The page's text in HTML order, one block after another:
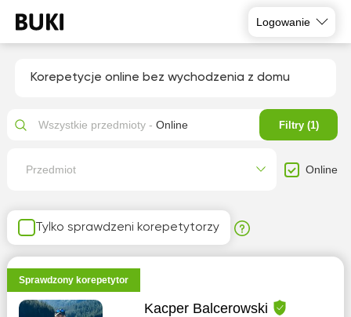
Logowanie
Korepetycje online bez wychodzenia z domu
Tylko sprawdzeni korepetytorzy
Sprawdzony korepetytor
Kacper Balcerowski
Wszystkie przedmioty - Online Filtry (1)
Przedmiot Online